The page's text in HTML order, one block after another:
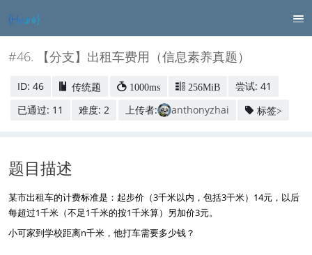
#46. 【分支】出租车费用（信息素养真题）
ID: 46 传统题 1000ms 256MiB
尝试: 41
已通过: 11
难度: 2 上传者: anthonyzhai 标签>
题目描述
某市出租车的计费标准是：起步价（3千米以内，包括3干米）14元，以后
每超过1千米（不足1千米的按1千米算）另加价3元。
小可家到学校距离n千米，他打车需要多少钱？